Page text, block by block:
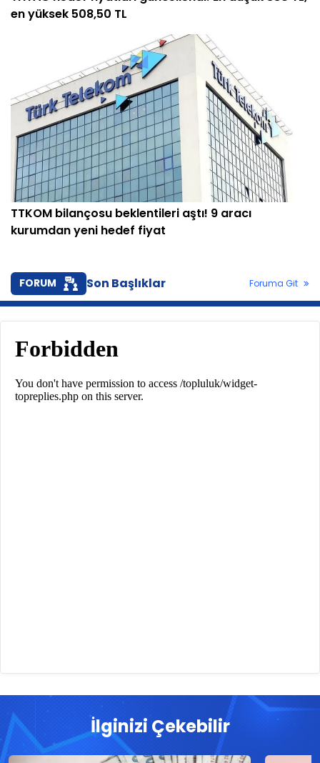
en yüksek 508,50 TL
TTKOM bilançosu beklentileri aştı! 9 aracı
kurumdan yeni hedef fiyat
FORUM Son Başlıklar Foruma Git
İlginizi Çekebilir